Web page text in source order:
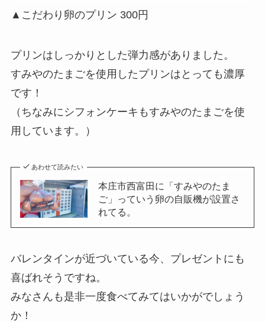
▲こだわり卵のプリン 300円
プリンはしっかりとした弾力感がありました。
すみやのたまごを使用したプリンはとっても濃厚
です！
（ちなみにシフォンケーキもすみやのたまごを使
用しています。）
あわせて読みたい
本庄市西富田に「すみやのたま
ご」っていう卵の自販機が設置さ
れてる。
バレンタインが近づいている今、プレゼントにも
喜ばれそうですね。
みなさんも是非一度食べてみてはいかがでしょう
か！